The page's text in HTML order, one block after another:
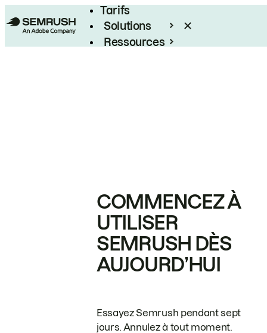
Tarifs
Solutions
Ressources
COMMENCEZ À
UTILISER
SEMRUSH DÈS
AUJOURD’HUI
Essayez Semrush pendant sept
jours. Annulez à tout moment.